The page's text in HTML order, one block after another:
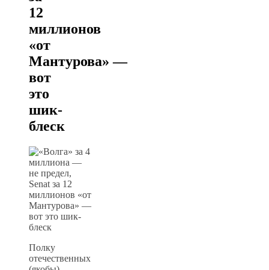
12
миллионов
«от
Мантурова» —
вот
это
шик-
блеск
Полку
отечественных